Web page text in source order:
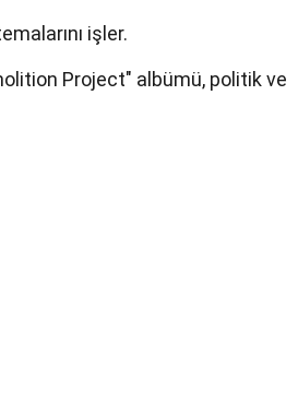
işler.
Project" albümü, politik ve